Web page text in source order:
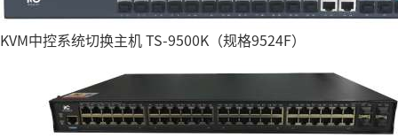
KVM中控系统切换主机 TS-9500K（规格9524F）